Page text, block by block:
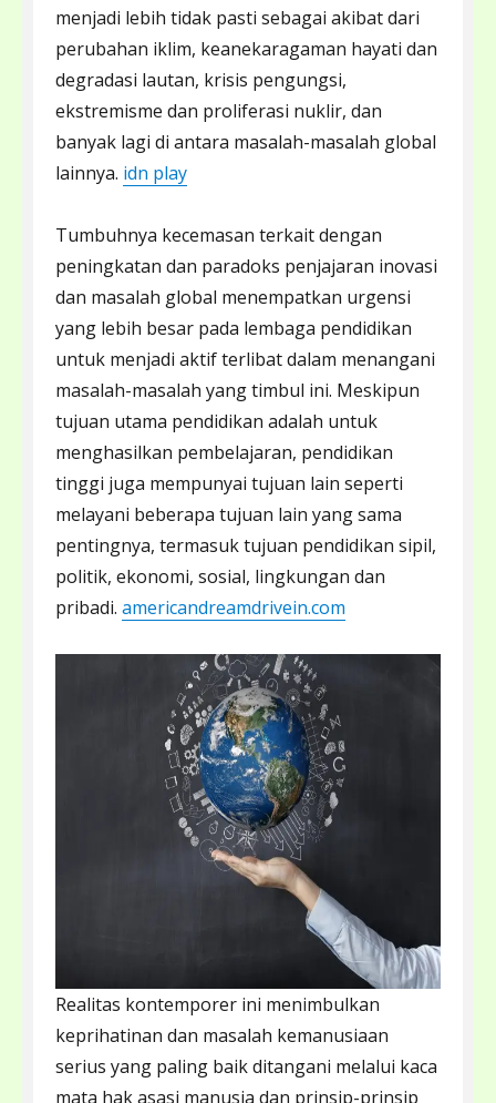
menjadi lebih tidak pasti sebagai akibat dari
perubahan iklim, keanekaragaman hayati dan
degradasi lautan, krisis pengungsi,
ekstremisme dan proliferasi nuklir, dan
banyak lagi di antara masalah-masalah global
lainnya. idn play
Tumbuhnya kecemasan terkait dengan
peningkatan dan paradoks penjajaran inovasi
dan masalah global menempatkan urgensi
yang lebih besar pada lembaga pendidikan
untuk menjadi aktif terlibat dalam menangani
masalah-masalah yang timbul ini. Meskipun
tujuan utama pendidikan adalah untuk
menghasilkan pembelajaran, pendidikan
tinggi juga mempunyai tujuan lain seperti
melayani beberapa tujuan lain yang sama
pentingnya, termasuk tujuan pendidikan sipil,
politik, ekonomi, sosial, lingkungan dan
pribadi. americandreamdrivein.com
Realitas kontemporer ini menimbulkan
keprihatinan dan masalah kemanusiaan
serius yang paling baik ditangani melalui kaca
mata hak asasi manusia dan prinsip-prinsip